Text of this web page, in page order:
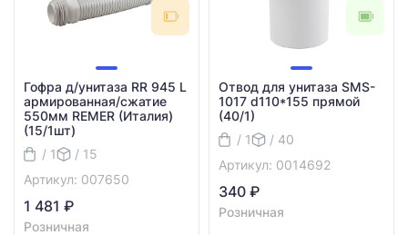
Гофра д/унитаза RR 945 L
армированная/сжатие
550мм REMER (Италия)
(15/1шт)
/ 1
/ 15
Артикул: 007650
1 481 ₽
Розничная
Отвод для унитаза SMS-
1017 d110*155 прямой
(40/1)
/ 1
/ 40
Артикул: 0014692
340 ₽
Розничная